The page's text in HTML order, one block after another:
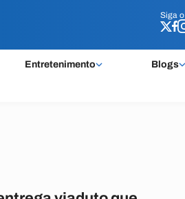
Siga o
Entretenimento Blogs
Siga o